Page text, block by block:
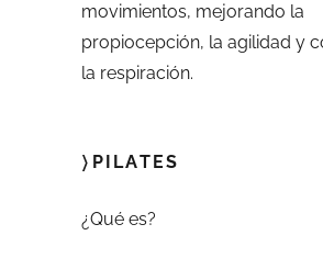
movimientos, mejorando la
propiocepción, la agilidad y
la respiración.
〉PILATES
¿Qué es?